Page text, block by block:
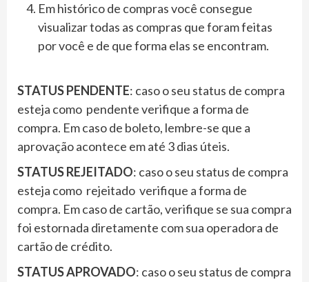
Em histórico de compras você consegue
visualizar todas as compras que foram feitas
por você e de que forma elas se encontram.
STATUS PENDENTE: caso o seu status de compra
esteja como pendente verifique a forma de
compra. Em caso de boleto, lembre-se que a
aprovação acontece em até 3 dias úteis.
STATUS REJEITADO: caso o seu status de compra
esteja como rejeitado verifique a forma de
compra. Em caso de cartão, verifique se sua compra
foi estornada diretamente com sua operadora de
cartão de crédito.
STATUS APROVADO: caso o seu status de compra